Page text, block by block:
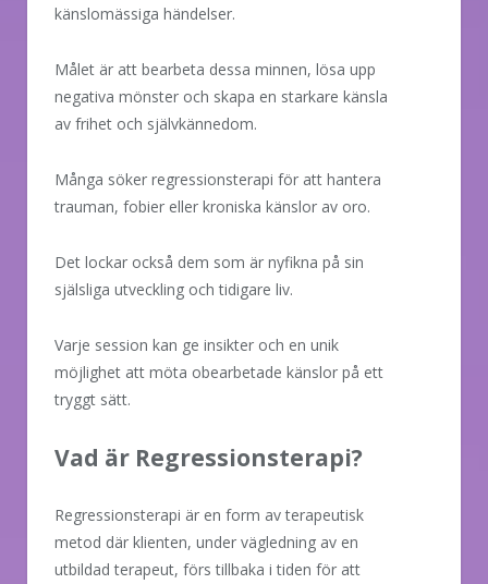
känslomässiga händelser.
Målet är att bearbeta dessa minnen, lösa upp
negativa mönster och skapa en starkare känsla
av frihet och självkännedom.
Många söker regressionsterapi för att hantera
trauman, fobier eller kroniska känslor av oro.
Det lockar också dem som är nyfikna på sin
själsliga utveckling och tidigare liv.
Varje session kan ge insikter och en unik
möjlighet att möta obearbetade känslor på ett
tryggt sätt.
Vad är Regressionsterapi?
Regressionsterapi är en form av terapeutisk
metod där klienten, under vägledning av en
utbildad terapeut, förs tillbaka i tiden för att